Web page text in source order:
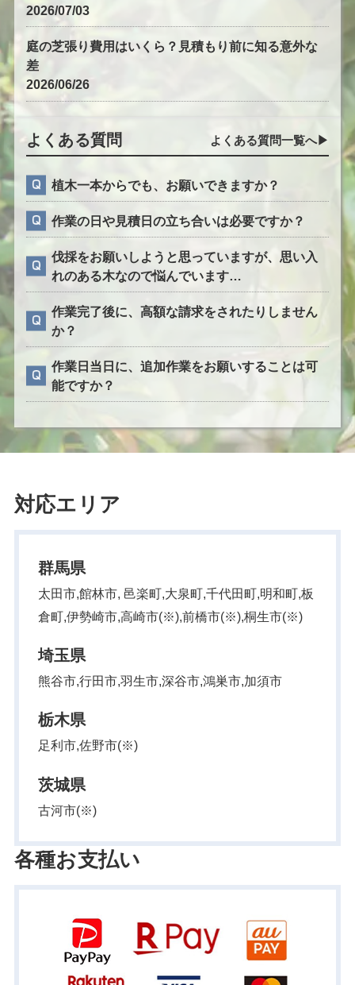
2026/07/03
庭の芝張り費用はいくら？見積もり前に知る意外な
差
2026/06/26
よくある質問 よくある質問一覧へ▶︎
植木一本からでも、お願いできますか？
作業の日や見積日の立ち合いは必要ですか？
伐採をお願いしようと思っていますが、思い入
れのある木なので悩んでいます…
作業完了後に、高額な請求をされたりしません
か？
作業日当日に、追加作業をお願いすることは可
能ですか？
対応エリア
群馬県
太田市,館林市, 邑楽町,大泉町,千代田町,明和町,板
倉町,伊勢崎市,高崎市(※),前橋市(※),桐生市(※)
埼玉県
熊谷市,行田市,羽生市,深谷市,鴻巣市,加須市
栃木県
足利市,佐野市(※)
茨城県
古河市(※)
各種お支払い